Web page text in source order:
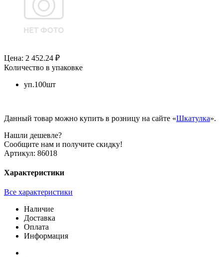
Цена: 2 452.24 ₽
Количество в упаковке
уп.100шт
Данный товар можно купить в розницу на сайте «Шкатулка».
Нашли дешевле?
Сообщите нам и получите скидку!
Артикул: 86018
Характеристики
Все характеристики
Наличие
Доставка
Оплата
Информация